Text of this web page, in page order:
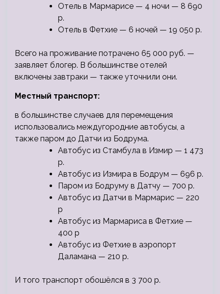
Отель в Мармарисе — 4 ночи — 8 690
р.
Отель в Фетхие — 6 ночей — 19 050 р.
Всего на проживание потрачено 65 000 руб. —
заявляет блогер. В большинстве отелей
включены завтраки — также уточнили они.
Местный транспорт:
в большинстве случаев для перемещения
использовались междугородние автобусы, а
также паром до Датчи из Бодрума.
Автобус из Стамбула в Измир — 1 473
р.
Автобус из Измира в Бодрум — 696 р.
Паром из Бодруму в Датчу — 700 р.
Автобус из Датчи в Мармарис — 220
р
Автобус из Мармариса в Фетхие —
400 р
Автобус из Фетхие в аэропорт
Даламана — 210 р.
И того транспорт обошёлся в 3 700 р.